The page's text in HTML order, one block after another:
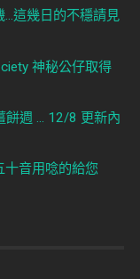
...這幾日的不穩請見
神秘公仔取得
餅週 ... 12/8 更新內
十音用唸的給您